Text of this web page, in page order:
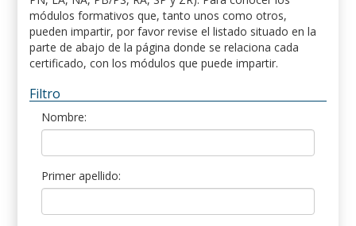
módulos formativos que, tanto unos como otros,
pueden impartir, por favor revise el listado situado en la
parte de abajo de la página donde se relaciona cada
certificado, con los módulos que puede impartir.
Filtro
Nombre:
Primer apellido: